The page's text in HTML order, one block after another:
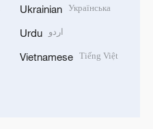
Ukrainian Українська
Urdu اردو
Vietnamese Tiếng Việt